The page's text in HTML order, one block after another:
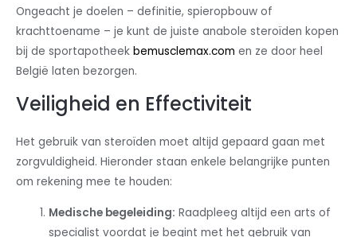
Ongeacht je doelen – definitie, spieropbouw of
krachttoename – je kunt de juiste anabole steroïden kopen
bij de sportapotheek bemusclemax.com en ze door heel
België laten bezorgen.
Veiligheid en Effectiviteit
Het gebruik van steroïden moet altijd gepaard gaan met
zorgvuldigheid. Hieronder staan enkele belangrijke punten
om rekening mee te houden:
Medische begeleiding: Raadpleeg altijd een arts of
specialist voordat je begint met het gebruik van